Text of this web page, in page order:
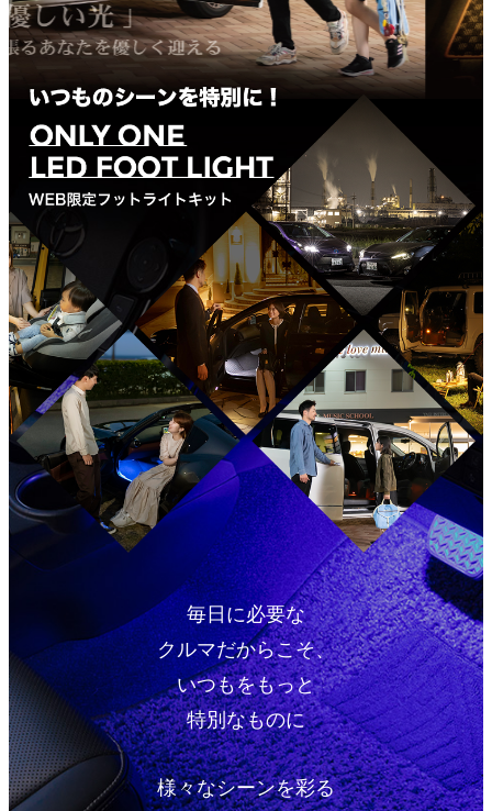
毎日に必要な
クルマだからこそ、
いつもをもっと
特別なものに
様々なシーンを彩る